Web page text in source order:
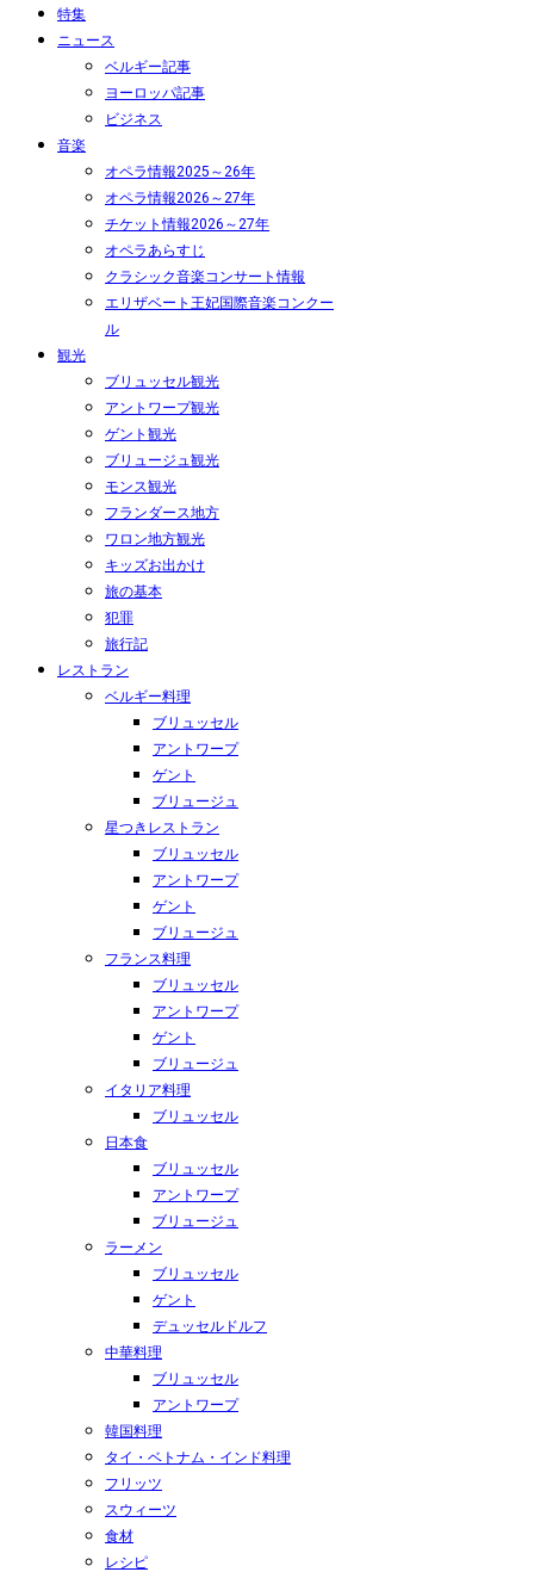
特集
ニュース
ベルギー記事
ヨーロッパ記事
ビジネス
音楽
オペラ情報2025～26年
オペラ情報2026～27年
チケット情報2026～27年
オペラあらすじ
クラシック音楽コンサート情報
エリザベート王妃国際音楽コンクー
ル
観光
ブリュッセル観光
アントワープ観光
ゲント観光
ブリュージュ観光
モンス観光
フランダース地方
ワロン地方観光
キッズお出かけ
旅の基本
犯罪
旅行記
レストラン
ベルギー料理
ブリュッセル
アントワープ
ゲント
ブリュージュ
星つきレストラン
ブリュッセル
アントワープ
ゲント
ブリュージュ
フランス料理
ブリュッセル
アントワープ
ゲント
ブリュージュ
イタリア料理
ブリュッセル
日本食
ブリュッセル
アントワープ
ブリュージュ
ラーメン
ブリュッセル
ゲント
デュッセルドルフ
中華料理
ブリュッセル
アントワープ
韓国料理
タイ・ベトナム・インド料理
フリッツ
スウィーツ
食材
レシピ